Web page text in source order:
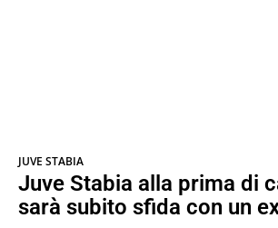
JUVE STABIA
Juve Stabia alla prima di
sarà subito sfida con un